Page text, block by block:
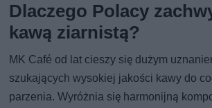
Dlaczego Polacy
kawą ziarnistą?
MK Café od lat cieszy się dużym
szukających wysokiej jakości kawy do
parzenia. Wyróżnia się harmonijną